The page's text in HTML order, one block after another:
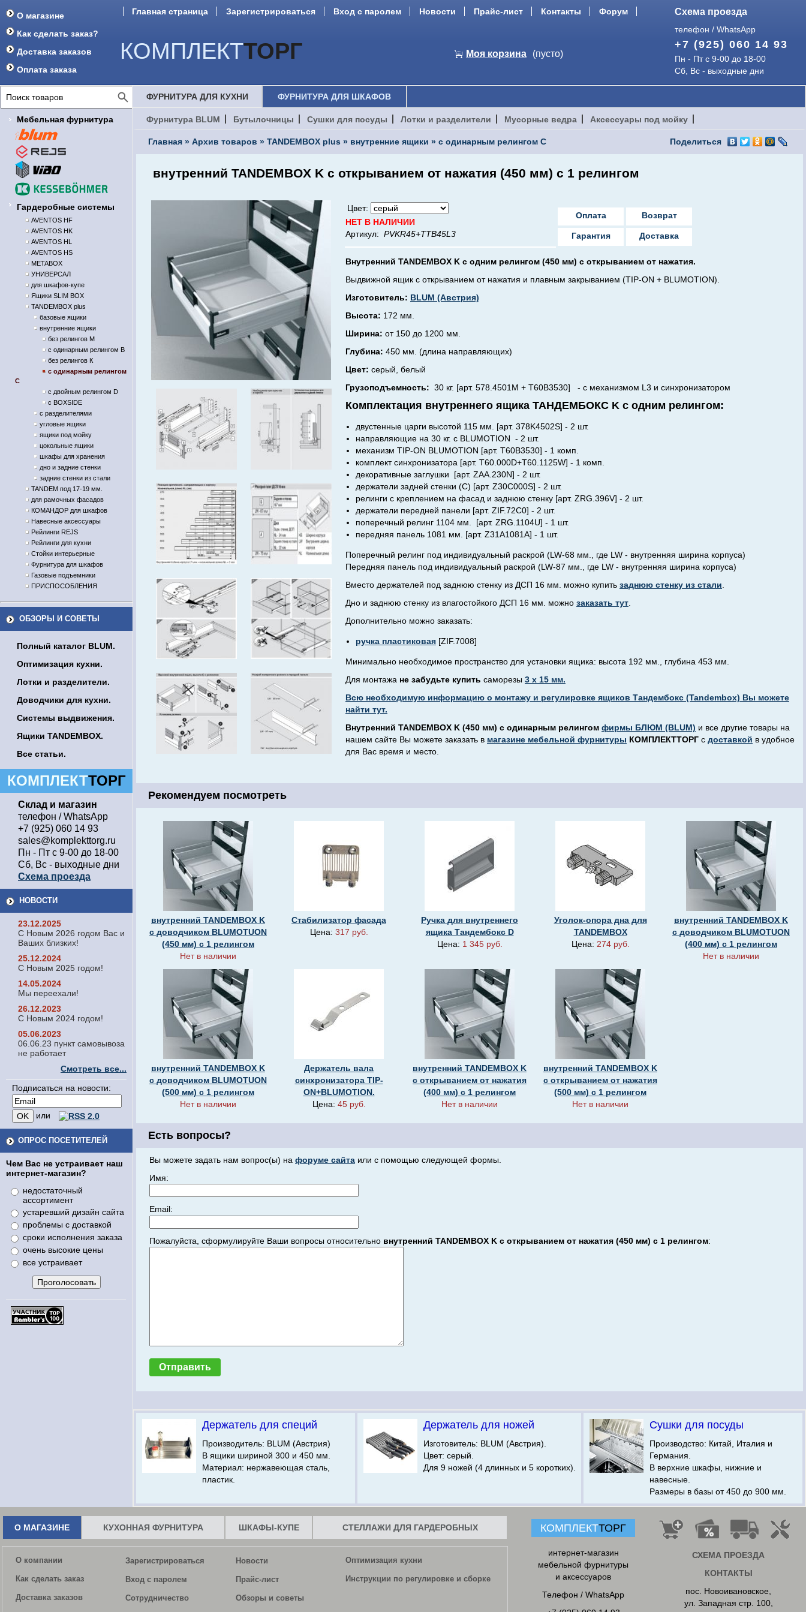
О магазине
Как сделать заказ?
Доставка заказов
Оплата заказа
Главная страница Зарегистрироваться Вход с паролем Новости Прайс-лист Контакты Форум Схема проезда
КОМПЛЕКТТОРГ Моя корзина (пусто)
телефон / WhatsApp
+7 (925) 060 14 93
Пн - Пт с 9-00 до 18-00
Сб, Вс - выходные дни
Мебельная фурнитура
Гардеробные системы
AVENTOS HF
AVENTOS HK
AVENTOS HL
AVENTOS HS
METABOX
УНИВЕРСАЛ
для шкафов-купе
Ящики SLIM BOX
TANDEMBOX plus
базовые ящики
внутренние ящики
без релингов М
с одинарным релингом В
без релингов К
с одинарным релингом
С
с двойным релингом D
с BOXSIDE
с разделителями
угловые ящики
ящики под мойку
цокольные ящики
шкафы для хранения
дно и задние стенки
задние стенки из стали
TANDEM под 17-19 мм.
для рамочных фасадов
КОМАНДОР для шкафов
Навесные аксессуары
Рейлинги REJS
Рейлинги для кухни
Стойки интерьерные
Фурнитура для шкафов
Газовые подъемники
ПРИСПОСОБЛЕНИЯ
ОБЗОРЫ И СОВЕТЫ
Полный каталог BLUM.
Оптимизация кухни.
Лотки и разделители.
Доводчики для кухни.
Системы выдвижения.
Ящики TANDEMBOX.
Все статьи.
КОМПЛЕКТТОРГ
Склад и магазин
телефон / WhatsApp
+7 (925) 060 14 93
sales@komplekttorg.ru
Пн - Пт с 9-00 до 18-00
Сб, Вс - выходные дни
Схема проезда
НОВОСТИ
23.12.2025
С Новым 2026 годом Вас и
Ваших близких!
25.12.2024
С Новым 2025 годом!
14.05.2024
Мы переехали!
26.12.2023
С Новым 2024 годом!
05.06.2023
06.06.23 пункт самовывоза
не работает
Смотреть все...
Подписаться на новости:
или
ОПРОС ПОСЕТИТЕЛЕЙ
Чем Вас не устраивает наш
интернет-магазин?
недостаточный
ассортимент
устаревший дизайн сайта
проблемы с доставкой
сроки исполнения заказа
очень высокие цены
все устраивает
ФУРНИТУРА ДЛЯ КУХНИ ФУРНИТУРА ДЛЯ ШКАФОВ
Фурнитура BLUM Бутылочницы Сушки для посуды Лотки и разделители Мусорные ведра Аксессуары под мойку
Главная » Архив товаров » TANDEMBOX plus » внутренние ящики » с одинарным релингом С Поделиться
внутренний TANDEMBOX K с открыванием от нажатия (450 мм) с 1 релингом
Цвет:
НЕТ В НАЛИЧИИ
Артикул: PVKR45+TTB45L3
Оплата Возврат
Гарантия Доставка
Внутренний TANDEMBOX K с одним релингом (450 мм) с открыванием от нажатия.
Выдвижной ящик с открыванием от нажатия и плавным закрыванием (TIP-ON + BLUMOTION).
Изготовитель: BLUM (Австрия)
Высота: 172 мм.
Ширина: от 150 до 1200 мм.
Глубина: 450 мм. (длина направляющих)
Цвет: серый, белый
Грузоподъемность: 30 кг. [арт. 578.4501M + T60B3530] - с механизмом L3 и синхронизатором
Комплектация внутреннего ящика ТАНДЕМБОКС K с одним релингом:
двустенные царги высотой 115 мм. [арт. 378K4502S] - 2 шт.
направляющие на 30 кг. с BLUMOTION - 2 шт.
механизм TIP-ON BLUMOTION [арт. T60B3530] - 1 комп.
комплект синхронизатора [арт. T60.000D+T60.1125W] - 1 комп.
декоративные заглушки [арт. ZAA.230N] - 2 шт.
держатели задней стенки (C) [арт. Z30C000S] - 2 шт.
релинги с креплением на фасад и заднюю стенку [арт. ZRG.396V] - 2 шт.
держатели передней панели [арт. ZIF.72C0] - 2 шт.
поперечный релинг 1104 мм. [арт. ZRG.1104U] - 1 шт.
передняя панель 1081 мм. [арт. Z31A1081A] - 1 шт.
Поперечный релинг под индивидуальный раскрой (LW-68 мм., где LW - внутренняя ширина корпуса)
Передняя панель под индивидуальный раскрой (LW-87 мм., где LW - внутренняя ширина корпуса)
Вместо держателей под заднюю стенку из ДСП 16 мм. можно купить заднюю стенку из стали
Дно и заднюю стенку из влагостойкого ДСП 16 мм. можно заказать тут
Дополнительно можно заказать:
ручка пластиковая [ZIF.7008]
Минимально необходимое пространство для установки ящика: высота 192 мм., глубина 453 мм.
Для монтажа не забудьте купить саморезы 3 х 15 мм.
Всю необходимую информацию о монтажу и регулировке ящиков Тандембокс (Tandembox) Вы можете
найти тут.
Внутренний TANDEMBOX K (450 мм) с одинарным релингом фирмы БЛЮМ (BLUM) и все другие товары на
нашем сайте Вы можете заказать в магазине мебельной фурнитуры КОМПЛЕКТТОРГ с доставкой в удобное
для Вас время и место.
Рекомендуем посмотреть
внутренний TANDEMBOX K
с доводчиком BLUMOTUON
(450 мм) с 1 релингом
Нет в наличии
Стабилизатор фасада
Цена: 317 руб.
Ручка для внутреннего
ящика Тандембокс D
Цена: 1 345 руб.
Уголок-опора дна для
TANDEMBOX
Цена: 274 руб.
внутренний TANDEMBOX K
с доводчиком BLUMOTUON
(400 мм) с 1 релингом
Нет в наличии
внутренний TANDEMBOX K
с доводчиком BLUMOTUON
(500 мм) с 1 релингом
Нет в наличии
Держатель вала
синхронизатора TIP-
ON+BLUMOTION.
Цена: 45 руб.
внутренний TANDEMBOX K
с открыванием от нажатия
(400 мм) с 1 релингом
Нет в наличии
внутренний TANDEMBOX K
с открыванием от нажатия
(500 мм) с 1 релингом
Нет в наличии
Есть вопросы?
Вы можете задать нам вопрос(ы) на форуме сайта или с помощью следующей формы.
Имя:
Email:
Пожалуйста, сформулируйте Ваши вопросы относительно внутренний TANDEMBOX K с открыванием от нажатия (450 мм) с 1 релингом:
Держатель для специй
Производитель: BLUM (Австрия)
В ящики шириной 300 и 450 мм.
Материал: нержавеющая сталь,
пластик.
Держатель для ножей
Изготовитель: BLUM (Австрия).
Цвет: серый.
Для 9 ножей (4 длинных и 5 коротких).
Сушки для посуды
Производство: Китай, Италия и
Германия.
В верхние шкафы, нижние и
навесные.
Размеры в базы от 450 до 900 мм.
О МАГАЗИНЕ КУХОННАЯ ФУРНИТУРА ШКАФЫ-КУПЕ СТЕЛЛАЖИ ДЛЯ ГАРДЕРОБНЫХ
О компании
Как сделать заказ
Доставка заказов
Зарегистрироваться
Вход с паролем
Сотрудничество
Новости
Прайс-лист
Обзоры и советы
Оптимизация кухни
Инструкции по регулировке и сборке
КОМПЛЕКТТОРГ
интернет-магазин
мебельной фурнитуры
и аксессуаров
Телефон / WhatsApp
СХЕМА ПРОЕЗДА
КОНТАКТЫ
пос. Новоивановское
ул. Западная стр. 100,